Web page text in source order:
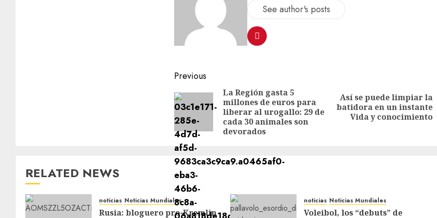
See author's posts
Previous
La Región gasta 5
millones de euros para
liberar al urogallo: 29 de
cada 30 animales son
devorados
Así se puede limpiar la
batidora en un instante
Vida y conocimiento
RELATED NEWS
noticias Noticias Mundiales
Rusia: bloguero pro-Kremlin
noticias Noticias Mundiales
Voleibol, los “debuts” de